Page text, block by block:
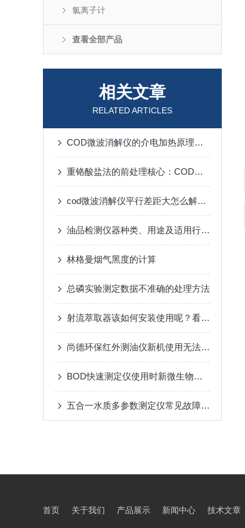
氯离子计
查看全部产品
相关文章
RELATED ARTICLES
COD微波消解仪的介电加热原理与水质氧化前处理实践
重铬酸盐法的前处理核心：COD微波消解仪选型与安全防护要点
cod微波消解仪平行差距大怎么解决？
油品检测仪器种类、用途及适用行业汇总
林格曼烟气黑度的计算
总磷实验测定数据不准确的处理方法
射流萃取器该如何安装使用呢？看看本篇
尚德环保红外测油仪新机使用无法连接电脑的原因及解决办法
BOD快速测定仪使用时新微生物膜的活化
五合一水质多参数测定仪常见故障及排除方法
首页 关于我们 产品展示 新闻中心 技术文章